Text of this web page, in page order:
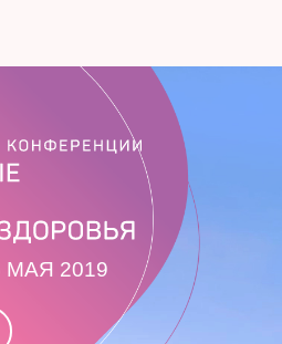
МАЯ 2019